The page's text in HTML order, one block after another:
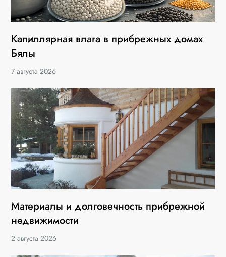
Капиллярная влага в прибрежных домах
Бялы
7 августа 2026
Материалы и долговечность прибрежной
недвижимости
2 августа 2026